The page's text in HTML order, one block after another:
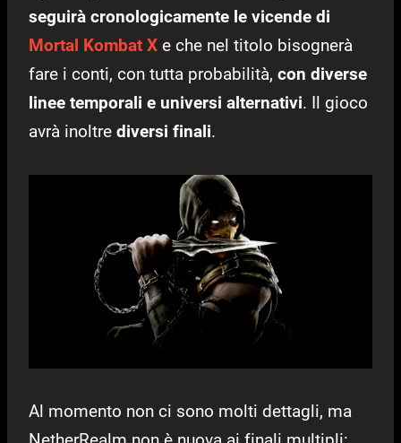
seguirà cronologicamente le vicende di
Mortal Kombat X e che nel titolo bisognerà
fare i conti, con tutta probabilità, con diverse
linee temporali e universi alternativi. Il gioco
avrà inoltre diversi finali.
Al momento non ci sono molti dettagli, ma